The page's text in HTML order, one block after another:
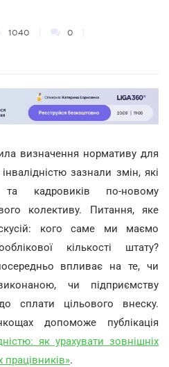
1040 0
визначення нормативу для
зазнали змін, які
та кадровиків по-новому
колективу. Питання, яке
кого саме ми маємо
кількості штату?
впливає на те, чи
чи підприємству
сплати цільового внеску.
допоможе публікація
як урахувати зовнішніх
працівників».